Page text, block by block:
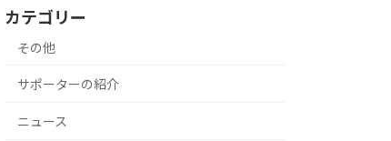
カテゴリー
その他
サポーターの紹介
ニュース